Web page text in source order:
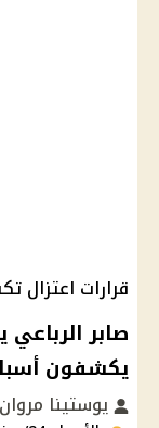
قرارات اعتزال
صابر
يكشفون
يوستينا مروان